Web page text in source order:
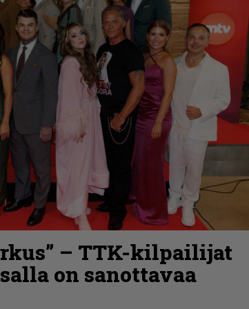
– TTK-kilpailijat
on sanottavaa